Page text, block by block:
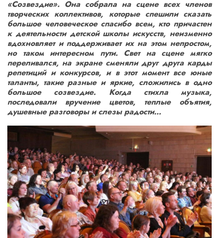
«Созвездие». Она собрала на сцене всех членов
творческих коллективов, которые спешили сказать
большое человеческое спасибо всем, кто причастен
к деятельности детской школы искусств, неизменно
вдохновляет и поддерживает их на этом непростом,
но таком интересном пути. Свет на сцене мягко
переливался, на экране сменяли друг друга карды
репетиций и конкурсов, и в этот момент все юные
таланты, такие разные и яркие, сложились в одно
большое созвездие. Когда стихла музыка,
последовали вручение цветов, теплые объятия,
душевные разговоры и слезы радости…